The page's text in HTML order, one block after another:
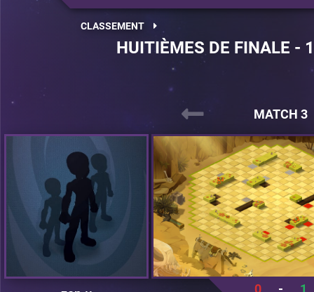
CLASSEMENT
HUITIÈMES DE FINALE
MATCH 3
0 - 1